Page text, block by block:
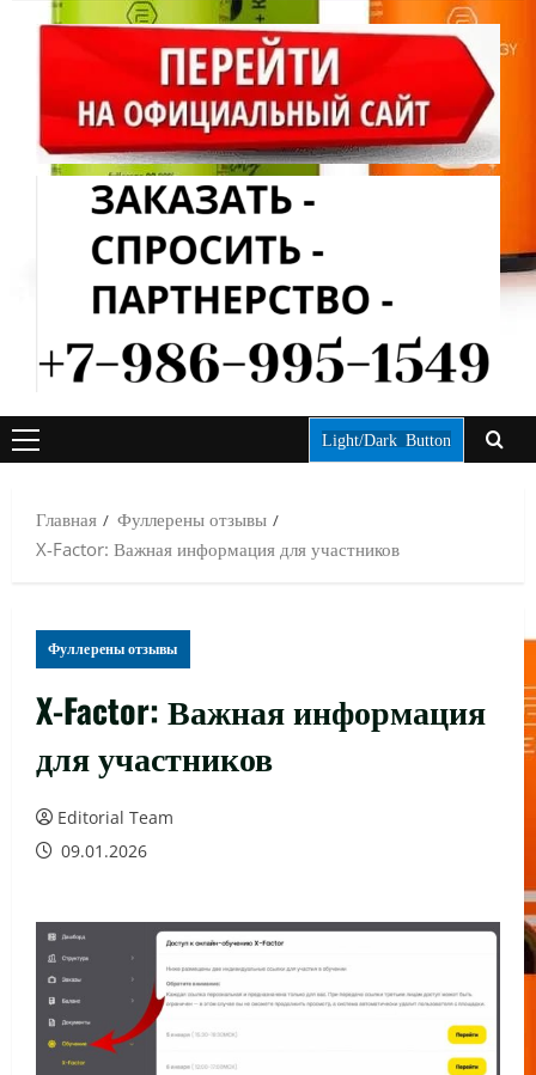
ОСНОВНОЕ
Light/Dark Button
Главная
Фуллерены отзывы
X-Factor: Важная информация для участников
Фуллерены отзывы
X-Factor: Важная информация
для участников
Editorial Team
09.01.2026